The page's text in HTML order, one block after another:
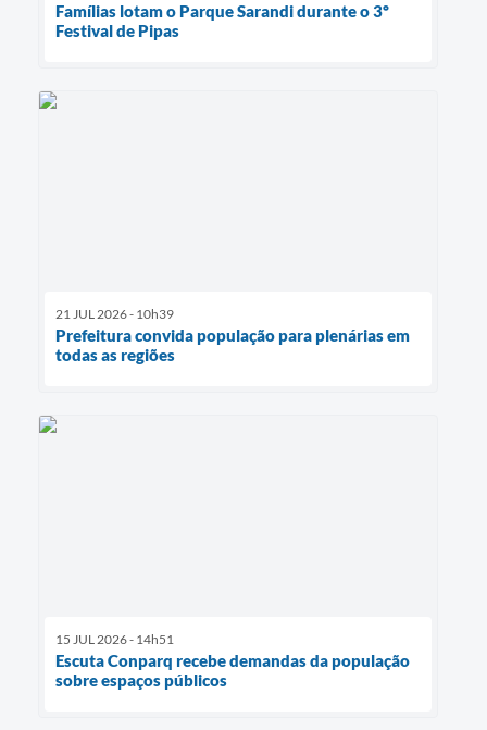
Famílias lotam o Parque Sarandi durante o 3º
Festival de Pipas
21 JUL 2026 - 10h39
Prefeitura convida população para plenárias em
todas as regiões
15 JUL 2026 - 14h51
Escuta Conparq recebe demandas da população
sobre espaços públicos